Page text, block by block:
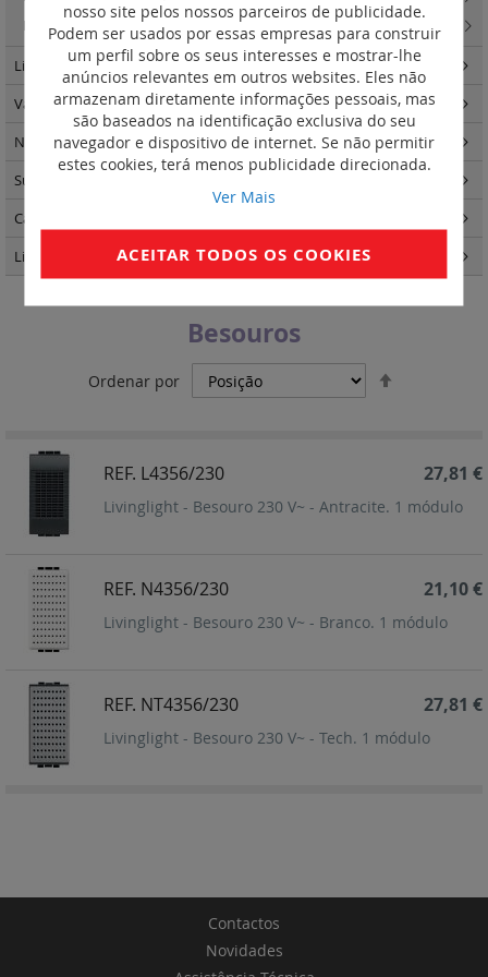
Besouros
Ordenar por
REF. L4356/230
Livinglight - Besouro 230 V~ - Antracite. 1 módulo
27,81 €
REF. N4356/230
Livinglight - Besouro 230 V~ - Branco. 1 módulo
21,10 €
REF. NT4356/230
Livinglight - Besouro 230 V~ - Tech. 1 módulo
27,81 €
Livinglight/Multibox - Soluções para centralização de mecanismos
(16)
Living Now(456)
Valena Life(357)
Niloé Step(191)
Suno
Caixas de encastrar Batibox
Light Now
Contactos
Novidades
nosso site pelos nossos parceiros de publicidade.
Podem ser usados por essas empresas para construir
um perfil sobre os seus interesses e mostrar-lhe
anúncios relevantes em outros websites. Eles não
armazenam diretamente informações pessoais, mas
são baseados na identificação exclusiva do seu
navegador e dispositivo de internet. Se não permitir
estes cookies, terá menos publicidade direcionada.
Ver Mais
ACEITAR TODOS OS COOKIES